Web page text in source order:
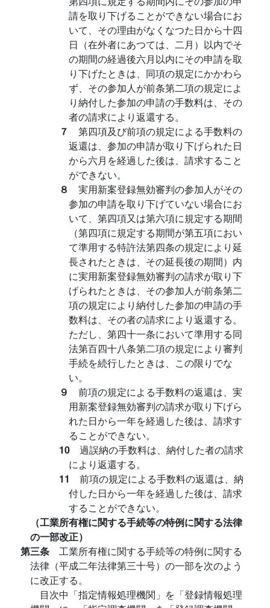
請を取り下げることができない場合にお
いて、その理由がなくなつた日から十四
日（在外者にあつては、二月）以内でそ
の期間の経過後六月以内にその申請を取
り下げたときは、同項の規定にかかわら
ず、その参加人が前条第二項の規定によ
り納付した参加の申請の手数料は、その
者の請求により返還する。
７ 第四項及び前項の規定による手数料の
返還は、参加の申請が取り下げられた日
から六月を経過した後は、請求すること
ができない。
８ 実用新案登録無効審判の参加人がその
参加の申請を取り下げていない場合にお
いて、第四項又は第六項に規定する期間
（第四項に規定する期間が第五項におい
て準用する特許法第四条の規定により延
長されたときは、その延長後の期間）内
に実用新案登録無効審判の請求が取り下
げられたときは、その参加人が前条第二
項の規定により納付した参加の申請の手
数料は、その者の請求により返還する。
ただし、第四十一条において準用する同
法第百四十八条第二項の規定により審判
手続を続行したときは、この限りでな
い。
９ 前項の規定による手数料の返還は、実
用新案登録無効審判の請求が取り下げら
れた日から一年を経過した後は、請求す
ることができない。
10 過誤納の手数料は、納付した者の請求
により返還する。
11 前項の規定による手数料の返還は、納
付した日から一年を経過した後は、請求
することができない。
（工業所有権に関する手続等の特例に関する法律
の一部改正）
第三条 工業所有権に関する手続等の特例に関する
法律（平成二年法律第三十号）の一部を次のよう
に改正する。
目次中「指定情報処理機関」を「登録情報処理